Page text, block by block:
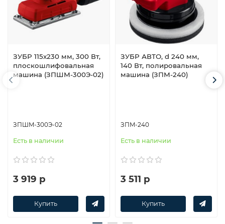
ЗУБР 115х230 мм, 300 Вт,
плоскошлифовальная
машина (ЗПШМ-300Э-02)
ЗПШМ-300Э-02
Есть в наличии
3 919 р
Купить
ЗУБР АВТО, d 240 мм,
140 Вт, полировальная
машина (ЗПМ-240)
ЗПМ-240
Есть в наличии
3 511 р
Купить